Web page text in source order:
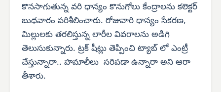
కొనసాగుతున్న వరి ధాన్యం కొనుగోలు కేంద్రాలను కలెక్టర్
బుధవారం పరిశీలించారు. రోజువారి ధాన్యం సేకరణ,
మిల్లులకు తరలిస్తున్న లారీల వివరాలను అడిగి
తెలుసుకున్నారు. ట్రక్ షీట్లు తెప్పించి ట్యాబ్ లో ఎంట్రీ
చేస్తున్నారా.. హమాలీలు సరిపడా ఉన్నారా అని ఆరా
తీశారు.